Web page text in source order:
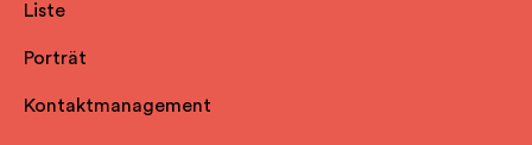
Liste
Porträt
Kontaktmanagement